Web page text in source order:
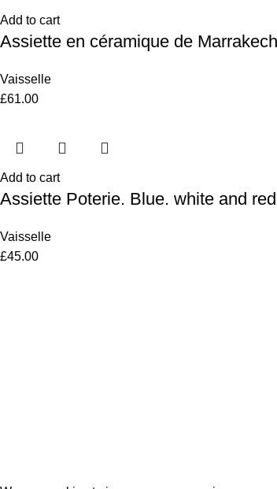
Add to cart
Assiette en céramique de Marrakech
Vaisselle
£61.00
Add to cart
Assiette Poterie. Blue. white and red
Vaisselle
£45.00